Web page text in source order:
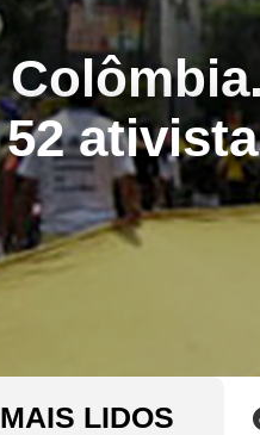
52
MAIS LIDOS